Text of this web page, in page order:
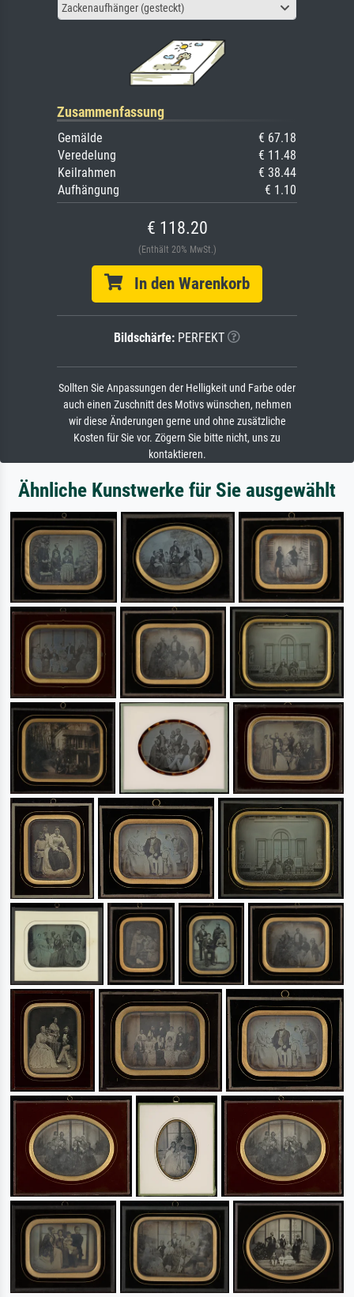
Zackenaufhänger (gesteckt)
Zusammenfassung
Gemälde
€ 67.18
Veredelung
€ 11.48
Keilrahmen
€ 38.44
Aufhängung
€ 1.10
€ 118.20
(Enthält 20% MwSt.)
In den Warenkorb
Bildschärfe: PERFEKT
Sollten Sie Anpassungen der Helligkeit und Farbe oder
auch einen Zuschnitt des Motivs wünschen, nehmen
wir diese Änderungen gerne und ohne zusätzliche
Kosten für Sie vor. Zögern Sie bitte nicht, uns zu
kontaktieren.
Ähnliche Kunstwerke für Sie ausgewählt